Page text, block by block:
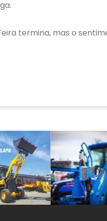
termina, mas o